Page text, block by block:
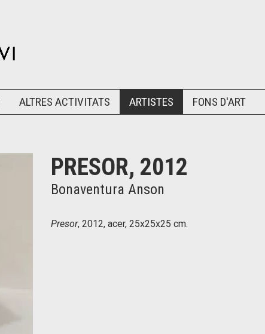
ALTRES ACTIVITATS ARTISTES FONS D'ART
PRESOR, 2012
Bonaventura Anson
Presor, 2012, acer, 25x25x25 cm.